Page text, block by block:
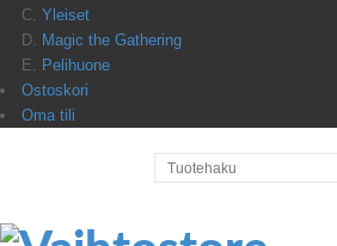
Yleiset
Magic the Gathering
Pelihuone
Ostoskori
Oma tili